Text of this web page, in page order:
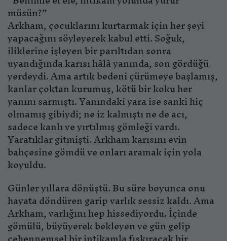
müsün?”
Arkham, çocuklarını kurtarmak için her şeyi
yapacağını söyleyerek kabul etti. Soğuk,
iliklerine işleyen bir parıltıdan sonra
uyandığında karısı hâlâ yanında, son gördüğü
yerdeydi. Ama artık bedeni çürümeye başlamış,
kanlar çoktan kurumuş, kötü bir koku her
yanını sarmıştı. Yanındaki yara ise sanki hiç
olmamış gibiydi; ne iz kalmıştı ne de acı,
sadece kanlı ve yırtılmış gömleği vardı.
Yaratıklar gitmişti. Arkham karısını evin
bahçesine gömdü ve onları aramak için yola
koyuldu.
Günler yıllara dönüştü. Bu süre boyunca onu
hayata döndüren garip varlık sessiz kaldı. Ama
Arkham, varlığını hep hissediyordu. İçinde
gömülü, büyüyerek bekleyen ve gün gelip